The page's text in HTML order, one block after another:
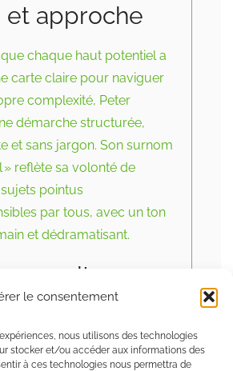
le consentement
nous utilisons des technologies
stocker et/ou accéder aux informations des
à ces technologies nous permettra de
et approche
chaque haut potentiel a
carte claire pour naviguer
complexité, Peter
démarche structurée,
et sans jargon. Son surnom
» reflète sa volonté de
pointus
par tous, avec un ton
et dédramatisant.​
ce site
le haut
des outils concrets